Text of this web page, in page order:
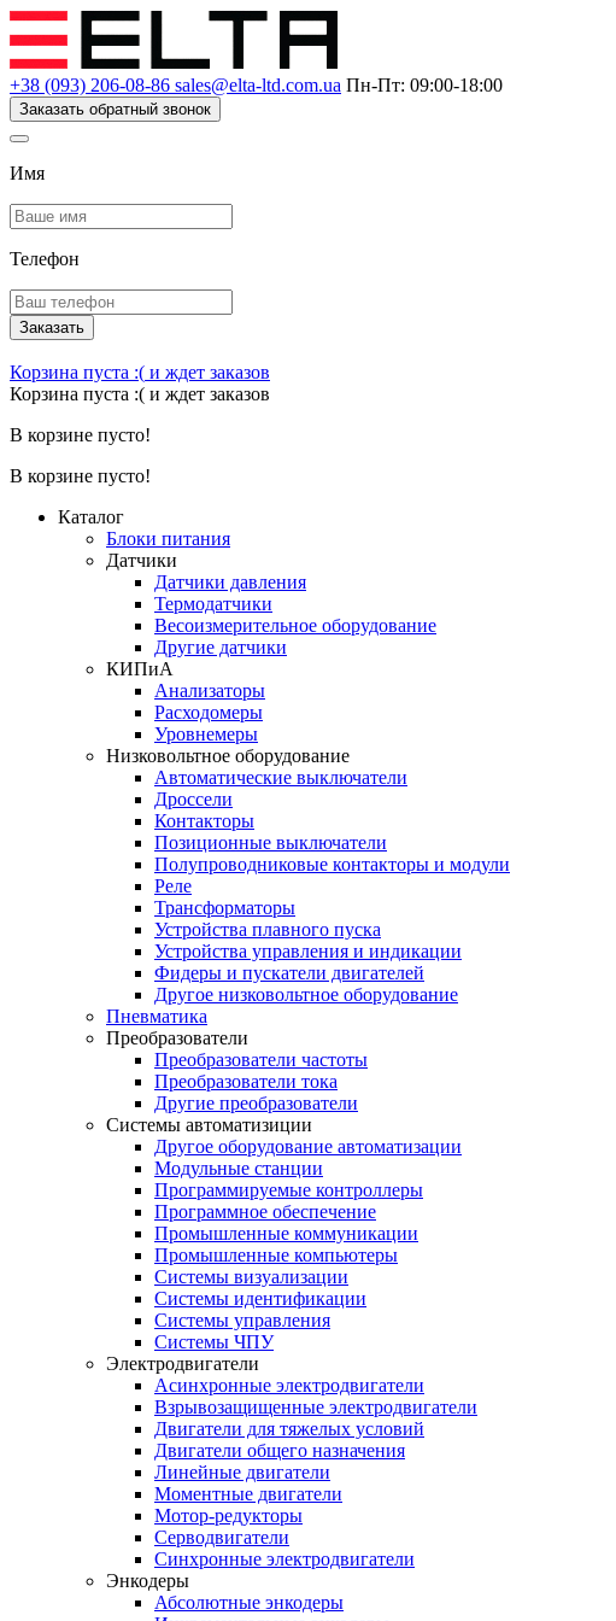
+38 (093) 206-08-86 sales@elta-ltd.com.ua Пн-Пт: 09:00-18:00
Заказать обратный звонок
Имя
Телефон
Заказать
Корзина пуста :( и ждет заказов
Корзина пуста :( и ждет заказов
В корзине пусто!
В корзине пусто!
Каталог
Блоки питания
Датчики
Датчики давления
Термодатчики
Весоизмерительное оборудование
Другие датчики
КИПиА
Анализаторы
Расходомеры
Уровнемеры
Низковольтное оборудование
Автоматические выключатели
Дроссели
Контакторы
Позиционные выключатели
Полупроводниковые контакторы и модули
Реле
Трансформаторы
Устройства плавного пуска
Устройства управления и индикации
Фидеры и пускатели двигателей
Другое низковольтное оборудование
Пневматика
Преобразователи
Преобразователи частоты
Преобразователи тока
Другие преобразователи
Системы автоматизиции
Другое оборудование автоматизации
Модульные станции
Программируемые контроллеры
Программное обеспечение
Промышленные коммуникации
Промышленные компьютеры
Системы визуализации
Системы идентификации
Системы управления
Системы ЧПУ
Электродвигатели
Асинхронные электродвигатели
Взрывозащищенные электродвигатели
Двигатели для тяжелых условий
Двигатели общего назначения
Линейные двигатели
Моментные двигатели
Мотор-редукторы
Серводвигатели
Синхронные электродвигатели
Энкодеры
Абсолютные энкодеры